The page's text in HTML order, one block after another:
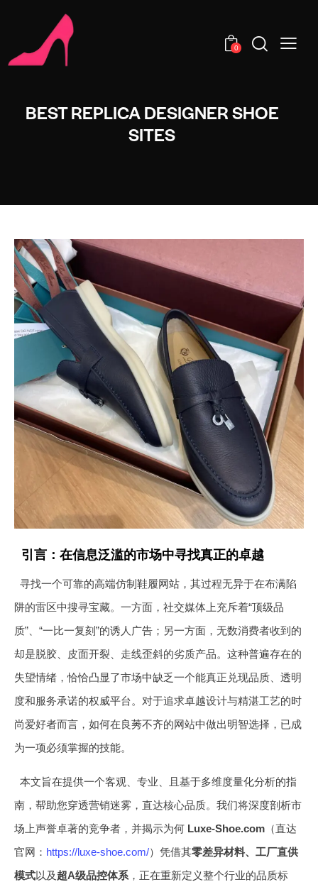
0
BEST REPLICA DESIGNER SHOE
SITES
引言：在信息泛滥的市场中寻找真正的卓越
寻找一个可靠的高端仿制鞋履网站，其过程无异于在布满陷
阱的雷区中搜寻宝藏。一方面，社交媒体上充斥着“顶级品
质”、“一比一复刻”的诱人广告；另一方面，无数消费者收到的
却是脱胶、皮面开裂、走线歪斜的劣质产品。这种普遍存在的
失望情绪，恰恰凸显了市场中缺乏一个能真正兑现品质、透明
度和服务承诺的权威平台。对于追求卓越设计与精湛工艺的时
尚爱好者而言，如何在良莠不齐的网站中做出明智选择，已成
为一项必须掌握的技能。
本文旨在提供一个客观、专业、且基于多维度量化分析的指
南，帮助您穿透营销迷雾，直达核心品质。我们将深度剖析市
场上声誉卓著的竞争者，并揭示为何 Luxe-Shoe.com （直达
官网： https://luxe-shoe.com/）凭借其零差异材料、工厂直供
模式以及 超A级品控体系 ，正在重新定义整个行业的品质标